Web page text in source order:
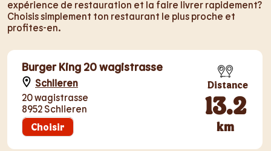
expérience de restauration et la faire livrer rapidement?
Choisis simplement ton restaurant le plus proche et
profites-en.
Burger King 20 wagistrasse
Schlieren
20 wagistrasse
8952 Schlieren
Choisir
Distance
13.2
km